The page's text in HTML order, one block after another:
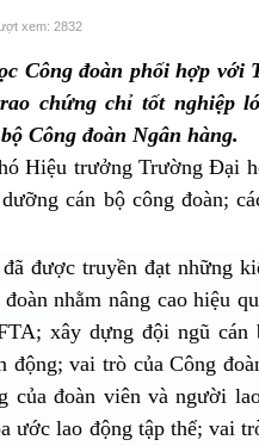
xem: 2832
Công đoàn phối hợp với
chứng chỉ tốt nghiệp
Công đoàn Ngân hàng.
Hiệu trưởng Trường Đại
cán bộ công đoàn;
được truyền đạt những
nhằm nâng cao hiệu
xây dựng đội ngũ
vai trò của Công
đoàn viên và người
lao động tập thể; vai